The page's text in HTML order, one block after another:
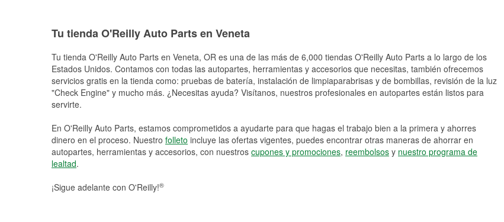
Tu tienda O'Reilly Auto Parts en Veneta
Tu tienda O'Reilly Auto Parts en Veneta, OR es una de las más de 6,000 tiendas O'Reilly Auto Parts a lo largo de los
Estados Unidos. Contamos con todas las autopartes, herramientas y accesorios que necesitas, también ofrecemos
servicios gratis en la tienda como: pruebas de batería, instalación de limpiaparabrisas y de bombillas, revisión de la luz
"Check Engine" y mucho más. ¿Necesitas ayuda? Visítanos, nuestros profesionales en autopartes están listos para
servirte.
En O'Reilly Auto Parts, estamos comprometidos a ayudarte para que hagas el trabajo bien a la primera y ahorres
dinero en el proceso. Nuestro folleto incluye las ofertas vigentes, puedes encontrar otras maneras de ahorrar en
autopartes, herramientas y accesorios, con nuestros cupones y promociones, reembolsos y nuestro programa de
lealtad.
¡Sigue adelante con O'Reilly!®